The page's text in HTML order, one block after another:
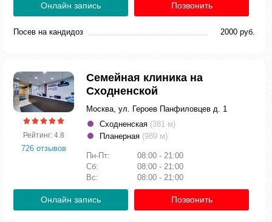
Онлайн запись Позвонить
Посев на кандидоз 2000 руб.
Рейтинг: 4.8
726 отзывов
Семейная клиника на
Сходненской
Москва, ул. Героев Панфиловцев д. 1
Сходненская (381 м)
Планерная (989 м)
Пн-Пт:
08:00 - 21:00
Сб:
08:00 - 21:00
Вс:
08:00 - 21:00
Онлайн запись Позвонить